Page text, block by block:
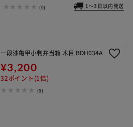
(0) 1～3日以内発送
一段漆亀甲小判弁当箱 木目 BDH034A
¥3,200
32ポイント(1倍)
(0)